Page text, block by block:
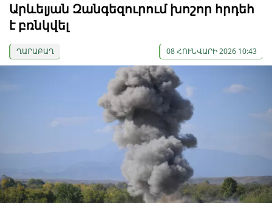
Արևելյան Զանգեզուրում խոշոր հրդեհ
է բռնկվել
ՂԱՐԱԲԱՂ 08 ՀՈՒՆՎԱՐԻ 2026 10:43